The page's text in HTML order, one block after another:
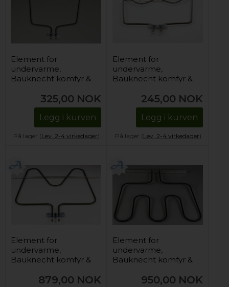
Element for
undervarme,
Bauknecht komfyr &
230V/1150W325,00 NOK
Legg i kurven
På lager (Lev. 2-4 virkedager).
Element for
undervarme,
Bauknecht komfyr &
230V/1150W245,00 NOK
Legg i kurven
På lager (Lev. 2-4 virkedager).
Element for
undervarme,
Bauknecht komfyr &
230V/1400W
879,00 NOK
Element for
undervarme,
Bauknecht komfyr &
950,00 NOK